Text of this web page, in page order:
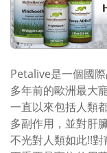
Petalive是一個國
多年前的歐洲最大
一直以來包括人類
多副作用，並對肝
不光對人類如此!!